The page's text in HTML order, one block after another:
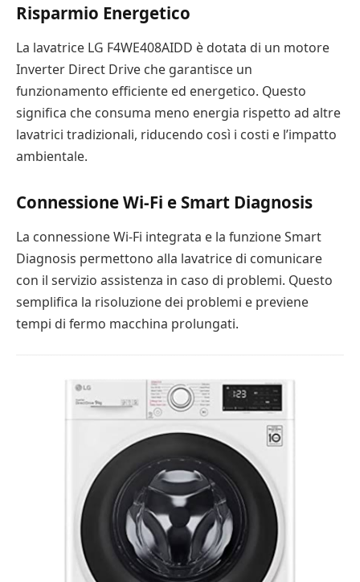
Risparmio Energetico
La lavatrice LG F4WE408AIDD è dotata di un motore
Inverter Direct Drive che garantisce un
funzionamento efficiente ed energetico. Questo
significa che consuma meno energia rispetto ad altre
lavatrici tradizionali, riducendo così i costi e l’impatto
ambientale.
Connessione Wi-Fi e Smart Diagnosis
La connessione Wi-Fi integrata e la funzione Smart
Diagnosis permettono alla lavatrice di comunicare
con il servizio assistenza in caso di problemi. Questo
semplifica la risoluzione dei problemi e previene
tempi di fermo macchina prolungati.